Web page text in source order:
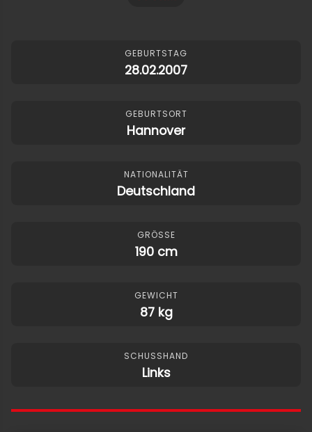
GEBURTSTAG
28.02.2007
GEBURTSORT
Hannover
NATIONALITÄT
Deutschland
GRÖSSE
190 cm
GEWICHT
87 kg
SCHUSSHAND
Links